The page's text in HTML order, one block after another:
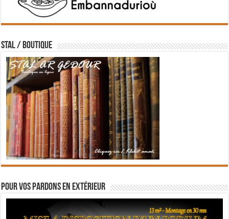
STAL / BOUTIQUE
Pour vos pardons en extérieur